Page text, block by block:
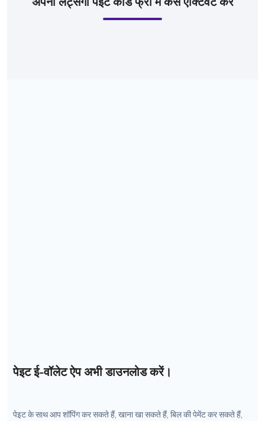
पेइट ई-वॉलेट ऐप अभी डाउनलोड करें।
पेइट के साथ आप शॉपिंग कर सकते हैं, खाना खा सकते हैं, बिल की पेमेंट कर सकते हैं,